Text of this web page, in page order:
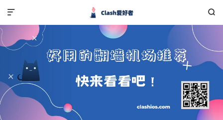

